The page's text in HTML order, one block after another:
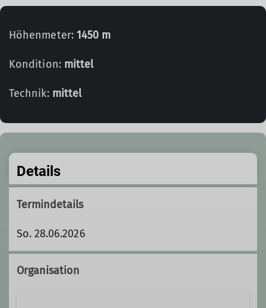
Höhenmeter: 1450 m
Kondition: mittel
Technik: mittel
Details
Termindetails
So. 28.06.2026
Organisation